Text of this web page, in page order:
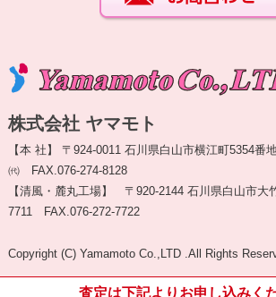
株式会社 ヤマモト
【本 社】 〒924-0011 石川県白山市横江町5354番
㈹ FAX.076-274-8128
【清風・麓丸工場】 〒920-2144 石川県白山市大
7711 FAX.076-272-7722
Copyright (C) Yamamoto Co.,LTD .All Rights
査定は下記よりお申し込みく